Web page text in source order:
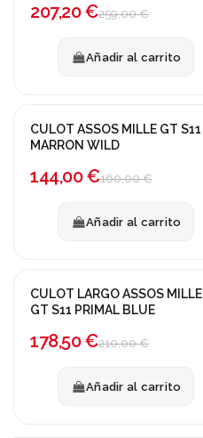
207,20 €259,00 €
Añadir al carrito
¡En oferta!
CULOT ASSOS MILLE GT S11
MARRON WILD
144,00 €160,00 €
Añadir al carrito
¡En oferta!
CULOT LARGO ASSOS MILLE
GT S11 PRIMAL BLUE
178,50 €210,00 €
Añadir al carrito